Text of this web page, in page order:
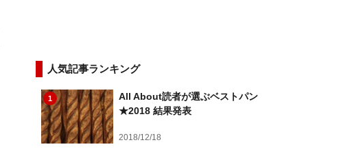
人気記事ランキング
1
All About読者が選ぶベストパン
★2018 結果発表
2018/12/18